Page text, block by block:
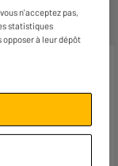
charge.
n'acceptez pas,
statistiques
opposer à leur dépôt